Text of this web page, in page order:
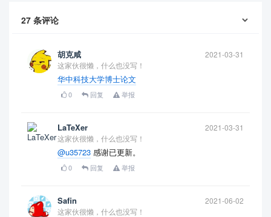
27 条评论
胡克咸
2021-03-31
这家伙很懒，什么也没写！
华中科技大学博士论文
0 回复 举报
LaTeXer
2021-03-31
这家伙很懒，什么也没写！
@u35723 感谢已更新。
0 回复 举报
Safin
2021-06-02
这家伙很懒，什么也没写！